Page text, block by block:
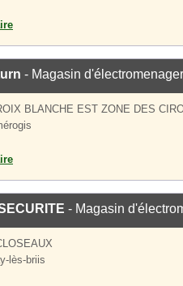
- Magasin d'électromenager
BLANCHE EST ZONE DES
- Magasin
lès-briis